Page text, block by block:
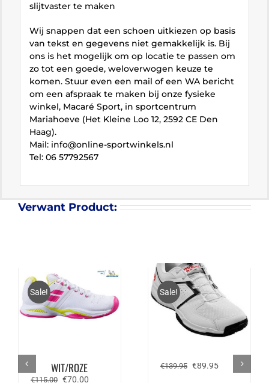
slijtvaster te maken
Wij snappen dat een schoen uitkiezen op basis
van tekst en gegevens niet gemakkelijk is. Bij
ons is het mogelijk om op locatie te passen om
zo tot een goede, weloverwogen keuze te
komen. Stuur even een mail of een WA bericht
om een afspraak te maken bij onze fysieke
winkel, Macaré Sport, in sportcentrum
Mariahoeve (Het Kleine Loo 12, 2592 CE Den
Haag).
Mail: info@online-sportwinkels.nl
Tel: 06 57792567
Verwant Product:
Sale!
BLAST ALL COURT –
WIT/ROZE
€115.00 Oorspronkelijke
€70.00Huidige
Sale!
WILSON TOUR SLAM
€139.95 Oorspronkelijke
€89.95Huidige
prijs